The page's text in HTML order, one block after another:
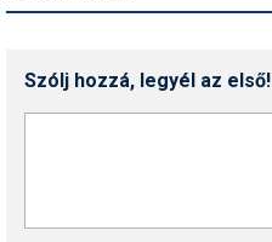
Szólj hozzá, legyél az első!